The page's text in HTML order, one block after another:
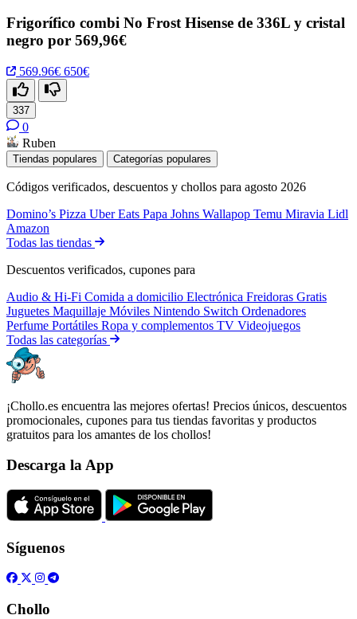
Frigorífico combi No Frost Hisense de 336L y cristal
negro por 569,96€
569.96€ 650€
337
0
Ruben
Tiendas populares Categorías populares
Códigos verificados, descuentos y chollos para agosto 2026
Domino’s Pizza Uber Eats Papa Johns Wallapop Temu Miravia Lidl
Amazon
Todas las tiendas
Descuentos verificados, cupones para
Audio & Hi-Fi Comida a domicilio Electrónica Freidoras Gratis
Juguetes Maquillaje Móviles Nintendo Switch Ordenadores
Perfume Portátiles Ropa y complementos TV Videojuegos
Todas las categorías
¡Chollo.es encuentra las mejores ofertas! Precios únicos, descuentos
promocionales, cupones para tus tiendas favoritas y productos
gratuitos para los amantes de los chollos!
Descarga la App
Síguenos
Chollo